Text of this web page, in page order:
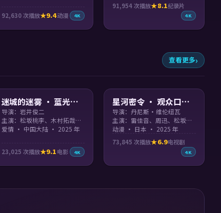
92,630次播放 9.4动漫 4K
91,954次播放 8.1纪录片
4K
查看更多
迷城的迷雾 · 蓝光典
藏
导演：岩井俊二
主演：松坂桃李、木村拓哉、邓超、绫濑遥
爱情 · 中国大陆 · 2025 年
23,025 次播放 9.1电影 4K
星河密令 · 观众口碑
佳作
导演：丹尼斯·维伦纽瓦
主演：雷佳音、周迅、松坂桃李、菅田将晖
动漫 · 日本 · 2025 年
73,845 次播放 6.9电视剧
4K